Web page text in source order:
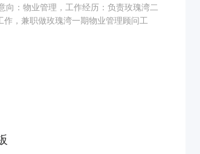
：物业管理，工作经历：负责玫瑰湾二
，兼职做玫瑰湾一期物业管理顾问工